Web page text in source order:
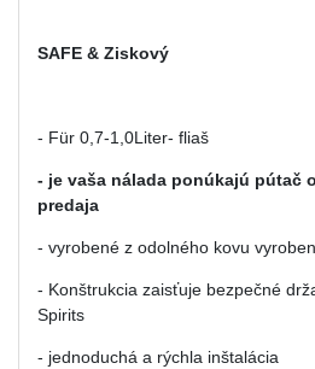
SAFE & Ziskový
- Für 0,7-1,0Liter- fliaš
- je vaša nálada ponúkajú pútač
predaja
- vyrobené z odolného kovu
- Konštrukcia zaisťuje bezpečné
Spirits
- jednoduchá a rýchla inštalácia